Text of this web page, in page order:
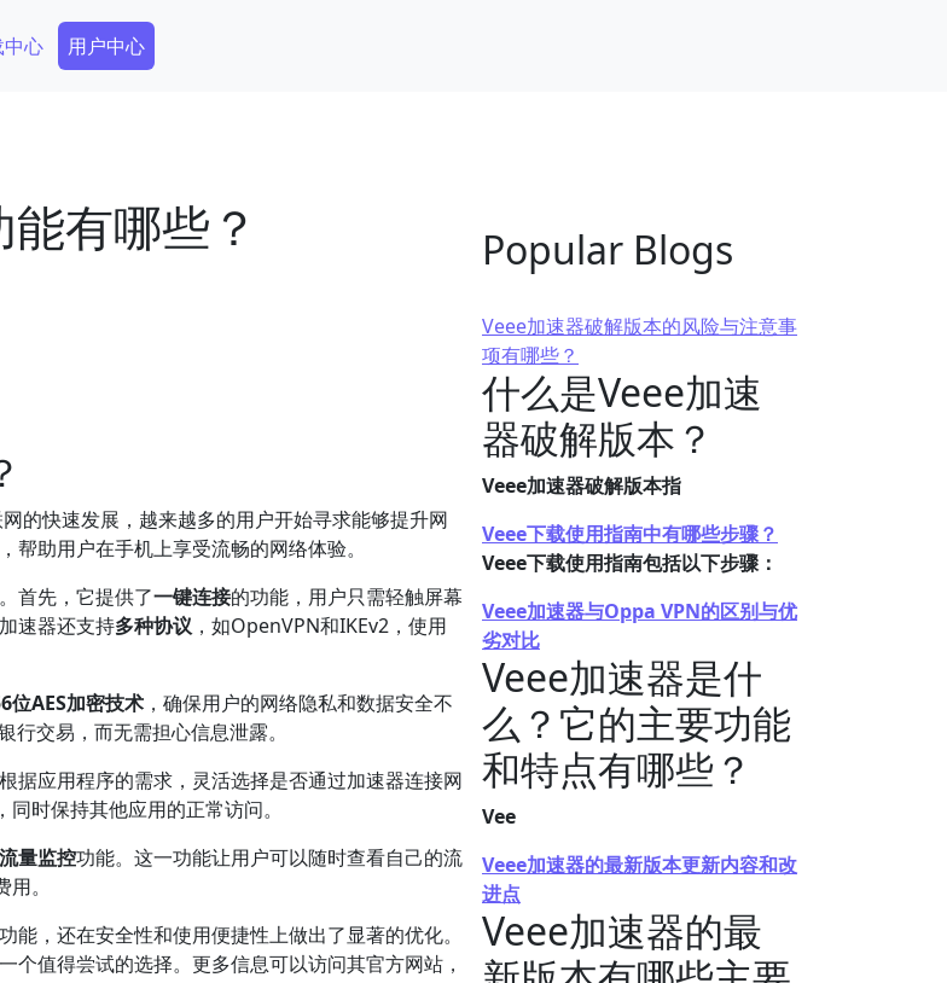
心 Secondary Menu
用户中心
有哪些？
的快速发展，越来越多的用户开始寻求能够提升网
助用户在手机上享受流畅的网络体验。
首先，它提供了一键连接的功能，用户只需轻触屏幕
速器还支持多种协议 ，如OpenVPN和IKEv2，使用
位AES加密技术 ，确保用户的网络隐私和数据安全不
交易，而无需担心信息泄露。
据应用程序的需求，灵活选择是否通过加速器连接网
时保持其他应用的正常访问。
量监控功能。这一功能让用户可以随时查看自己的流
。
，还在安全性和使用便捷性上做出了显著的优化。
值得尝试的选择。更多信息可以访问其官方网站，
Popular Blogs
Veee加速器破解版本的风险与注意事
项有哪些？
什么是Veee加速
器破解版本？
Veee加速器破解版本指
Veee下载使用指南中有哪些步骤？
Veee下载使用指南包括以下步骤：
Veee加速器与Oppa VPN的区别与优
劣对比
Veee加速器是什
么？它的主要功能
和特点有哪些？
Vee
Veee加速器的最新版本更新内容和改
进点
Veee加速器的最